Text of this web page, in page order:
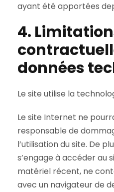
ayant été apportées
4.
données
Le site utilise la
Le site Internet ne
responsable de
l’utilisation du site. De
s’engage à accéder au
matériel récent, ne
avec un navigateur de